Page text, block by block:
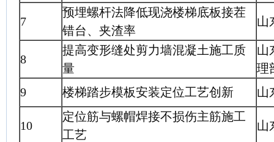
7
预埋螺杆法降低现浇楼梯底板接茬
错台、夹渣率
山
8
提高变形缝处剪力墙混凝土施工质
量
山
理
9
楼梯踏步模板安装定位工艺创新 山
10
定位筋与螺帽焊接不损伤主筋施工
工艺
山